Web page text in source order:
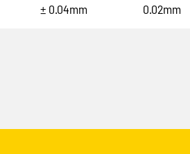
± 0.04mm 0.02mm